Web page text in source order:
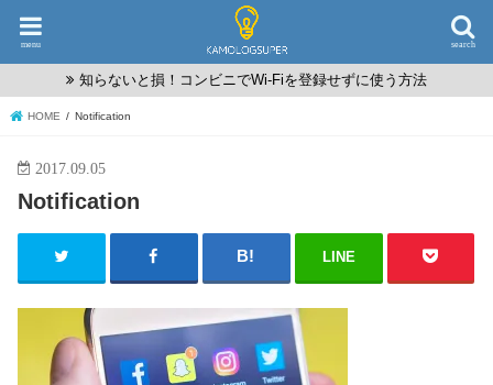
search
menu
知らないと損！コンビニでWi-Fiを登録せずに使う方法
HOME Notification
2017.09.05
Notification
LINE